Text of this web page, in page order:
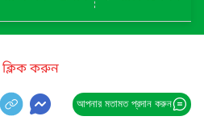
ক্লিক করুন
আপনার মতামত প্রদান করুন